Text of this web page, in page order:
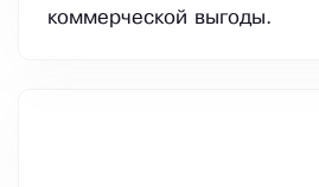
коммерческой выгоды.